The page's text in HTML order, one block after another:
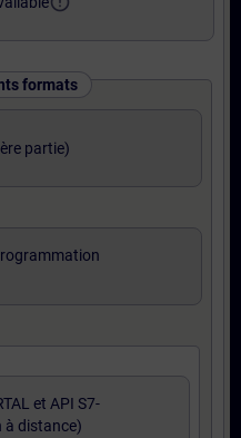
formats
partie)
et API S7-
à distance)